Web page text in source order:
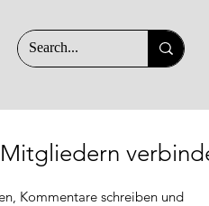
Kommentare schreiben und